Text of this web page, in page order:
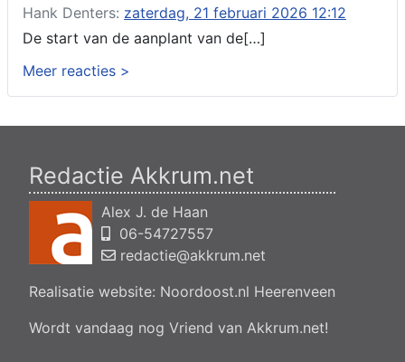
Verlening ontheffing geluid, heechein Akkrum
Melding milieubelastende activiteit aanleggen gesloten
bodemenergiesysteem, it weidl?n 14, 8491 da Akkrum
Omgevingsvergunning wateractiviteit wf-999662 aanleggen
een dam t.h.v. abbengawiersterdyk 2 te jirnsum en ter
Besluit buitenplanse omgevingsplanactiviteit (bopa), vergroten
en veranderen van een woning- en het veranderen van een
bedrijfsgebouw, polsleatwei 11 Akkrum
Aanvraag omgevingsvergunning, bouwen van een
bedrijfsverzamelgebouw, spikerboor naast nummer 11-1
Aanvraag omgevingsvergunning wateractiviteit wf-1009518
van een transformatorstation project nulelie Akkrum nabij de
Hank Denters: zaterdag, 21 februari 2026 12:12
De start van de aanplant van de[…]
Meer reacties >
Redactie Akkrum.net
Alex J. de Haan
06-54727557
redactie@akkrum.net
Realisatie website: Noordoost.nl Heerenveen
Wordt vandaag nog Vriend van Akkrum.net!